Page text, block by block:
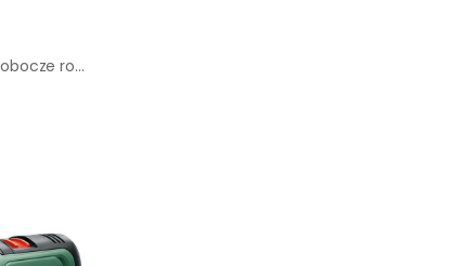
Bezpieczne półbuty robocze roz. 43 NEO TOOLS